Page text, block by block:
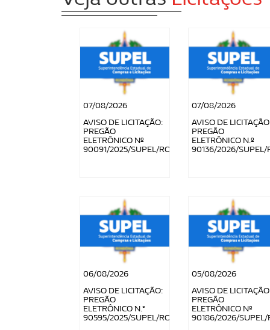
07/08/2026
AVISO DE LICITAÇÃO:
PREGÃO
ELETRÔNICO Nº
90091/2025/SUPEL/RO
07/08/2026
AVISO DE
PREGÃO
ELETRÔNICO N.º
90136/2026/SUPEL/
06/08/2026
AVISO DE LICITAÇÃO:
PREGÃO
ELETRÔNICO N.°
90595/2025/SUPEL/RO
05/08/2026
AVISO DE
PREGÃO
ELETRÔNICO Nº
90186/2026/SUPEL/